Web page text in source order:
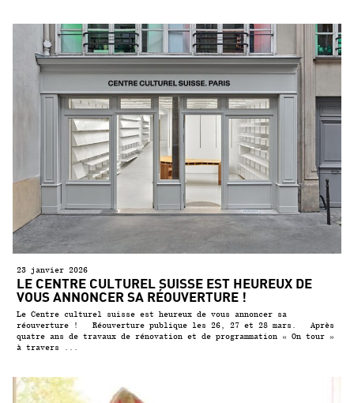
23 janvier 2026
LE CENTRE CULTUREL SUISSE EST HEUREUX DE
VOUS ANNONCER SA RÉOUVERTURE !
Le Centre culturel suisse est heureux de vous annoncer sa
réouverture ! Réouverture publique les 26, 27 et 28 mars. Après
quatre ans de travaux de rénovation et de programmation « On tour »
à travers ...